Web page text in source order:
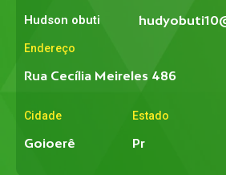
Hudson obuti
Endereço
Rua Cecília Meireles 486
Cidade
Goioerê
Estado
Pr